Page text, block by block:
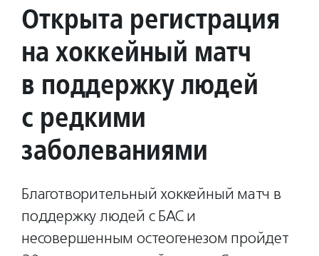
Открыта регистрация
на хоккейный матч
в поддержку людей
с редкими
заболеваниями
Благотворительный хоккейный матч в
поддержку людей с БАС и
несовершенным остеогенезом пройдет